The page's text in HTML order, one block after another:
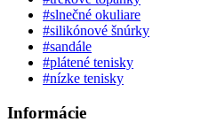
#slnečné okuliare
#silikónové šnúrky
#sandále
#plátené tenisky
#nízke tenisky
Informácie